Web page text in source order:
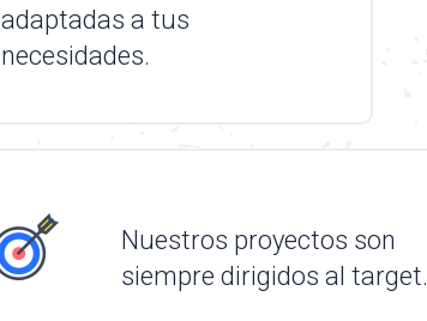
adaptadas a tus
necesidades.
Nuestros proyectos son
siempre dirigidos al target.